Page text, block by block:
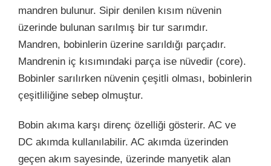
mandren bulunur. Sipir denilen kısım nüvenin
üzerinde bulunan sarılmış bir tur sarımdır.
Mandren, bobinlerin üzerine sarıldığı parçadır.
Mandrenin iç kısımındaki parça ise nüvedir (core).
Bobinler sarılırken nüvenin çeşitli olması, bobinlerin
çeşitliliğine sebep olmuştur.
Bobin akıma karşı direnç özelliği gösterir. AC ve
DC akımda kullanılabilir. AC akımda üzerinden
geçen akım sayesinde, üzerinde manyetik alan